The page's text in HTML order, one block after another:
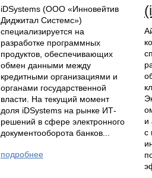
iDSystems (ООО «Инновейтив
Диджитал Системс»)
специализируется на
разработке программных
продуктов, обеспечивающих
обмен данными между
кредитными организациями и
органами государственной
власти. На текущий момент
доля iDSystems на рынке ИТ-
решений в сфере электронного
документооборота банков...
подробнее
и
с